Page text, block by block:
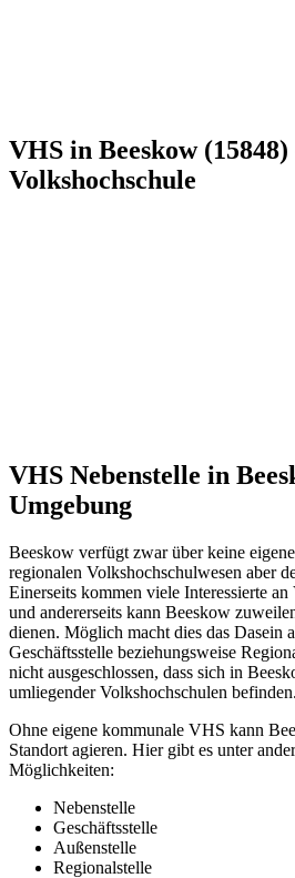
VHS in Beeskow (15848)
Volkshochschule
VHS Nebenstelle in
Umgebung
Beeskow verfügt zwar über keine
regionalen Volkshochschulwesen aber
Einerseits kommen viele Interessierte
und andererseits kann Beeskow
dienen. Möglich macht dies das Dasein
Geschäftsstelle beziehungsweise
nicht ausgeschlossen, dass sich in
umliegender Volkshochschulen befinden.
Ohne eigene kommunale VHS kann
Standort agieren. Hier gibt es unter
Möglichkeiten:
Nebenstelle
Geschäftsstelle
Außenstelle
Regionalstelle